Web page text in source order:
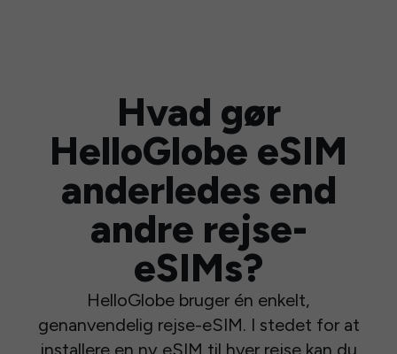
Hvad gør
HelloGlobe eSIM
anderledes end
andre rejse-
eSIMs?
HelloGlobe bruger én enkelt,
genanvendelig rejse-eSIM. I stedet for at
installere en ny eSIM til hver rejse kan du